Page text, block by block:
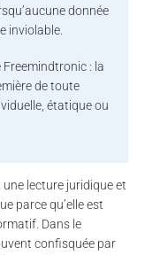
donnée
inviolable.
: la
de toute
étatique ou
lecture juridique et
parce qu’elle est
Dans le
confisquée par